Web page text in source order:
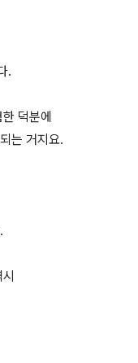
.
덕분에
는 거지요.